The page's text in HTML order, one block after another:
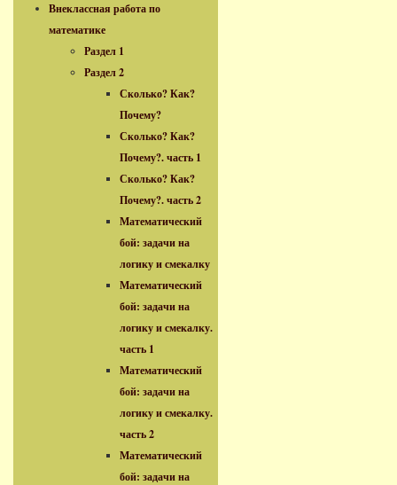
Внеклассная работа по
математике
Раздел 1
Раздел 2
Сколько? Как?
Почему?
Сколько? Как?
Почему?. часть 1
Сколько? Как?
Почему?. часть 2
Математический
бой: задачи на
логику и смекалку
Математический
бой: задачи на
логику и смекалку.
часть 1
Математический
бой: задачи на
логику и смекалку.
часть 2
Математический
бой: задачи на